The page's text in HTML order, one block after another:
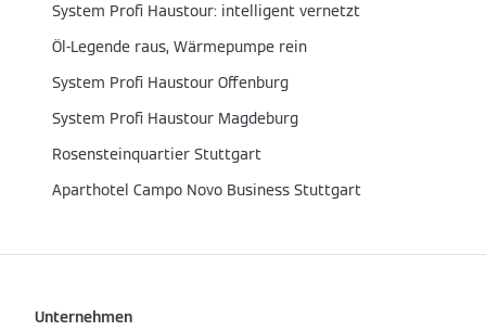
System Profi Haustour: intelligent vernetzt
Öl-Legende raus, Wärmepumpe rein
System Profi Haustour Offenburg
System Profi Haustour Magdeburg
Rosensteinquartier Stuttgart
Aparthotel Campo Novo Business Stuttgart
Unternehmen